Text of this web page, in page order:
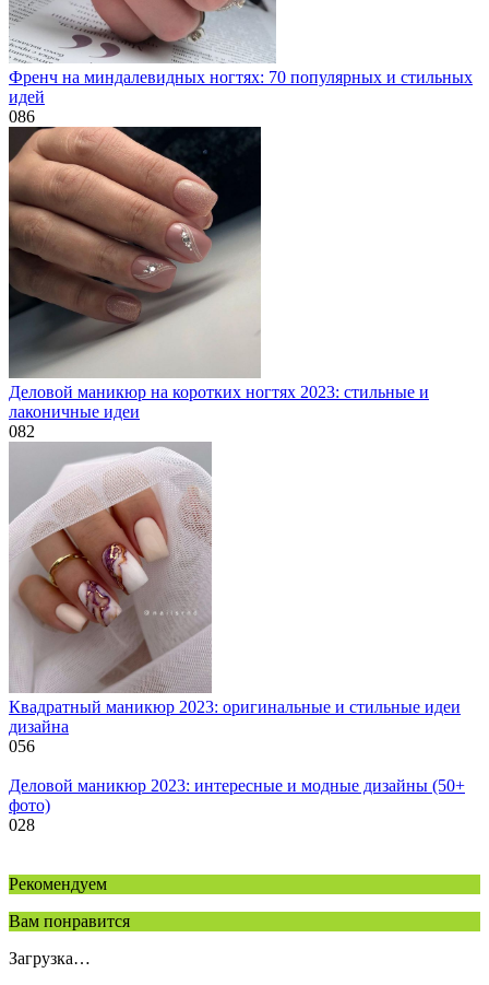
Френч на миндалевидных ногтях: 70 популярных и стильных
идей
086
Деловой маникюр на коротких ногтях 2023: стильные и
лаконичные идеи
082
Квадратный маникюр 2023: оригинальные и стильные идеи
дизайна
056
Деловой маникюр 2023: интересные и модные дизайны (50+
фото)
028
Рекомендуем
Вам понравится
Загрузка…